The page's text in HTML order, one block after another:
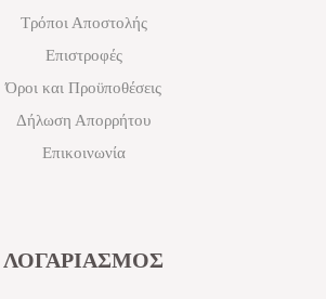
Τρόποι Αποστολής
Επιστροφές
Όροι και Προϋποθέσεις
Δήλωση Απορρήτου
Επικοινωνία
ΛΟΓΑΡΙΑΣΜΟΣ